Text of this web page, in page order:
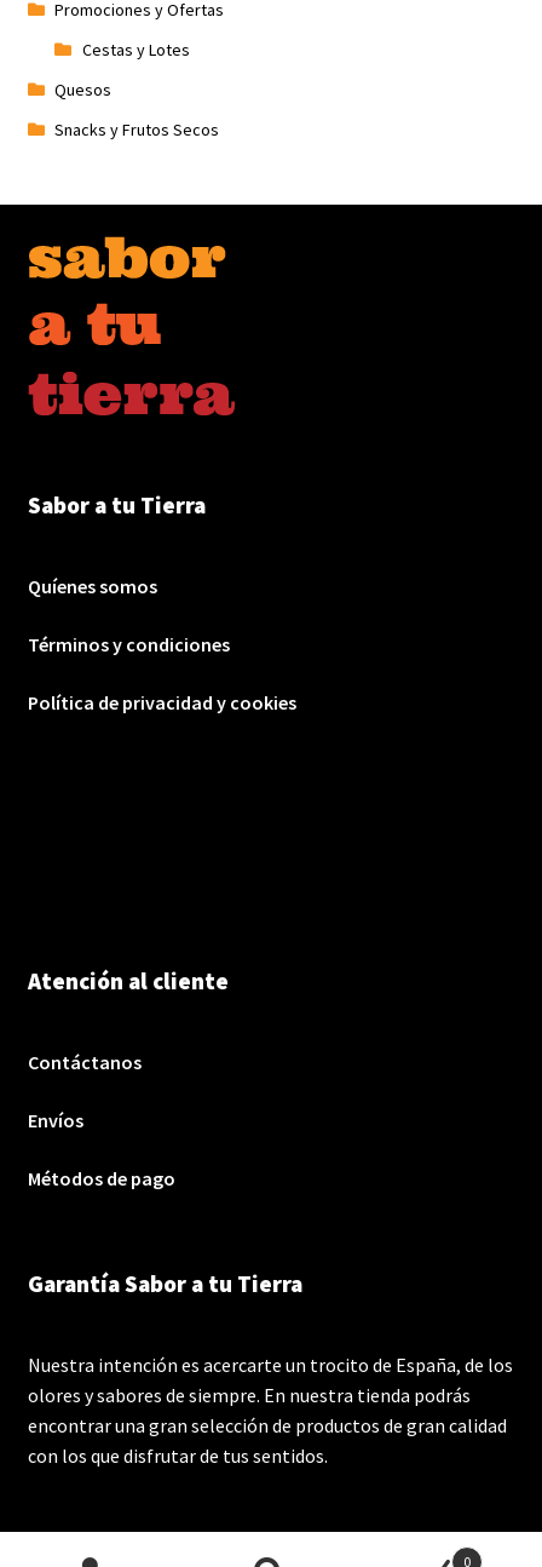
Promociones y Ofertas
Cestas y Lotes
Quesos
Snacks y Frutos Secos
Sabor a tu Tierra
Quíenes somos
Términos y condiciones
Política de privacidad y cookies
Atención al cliente
Contáctanos
Envíos
Métodos de pago
Garantía Sabor a tu Tierra
Nuestra intención es acercarte un trocito de España, de los
olores y sabores de siempre. En nuestra tienda podrás
encontrar una gran selección de productos de gran calidad
con los que disfrutar de tus sentidos.
0